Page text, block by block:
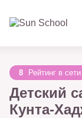
8 Рейтинг в
Детский
Кунта-